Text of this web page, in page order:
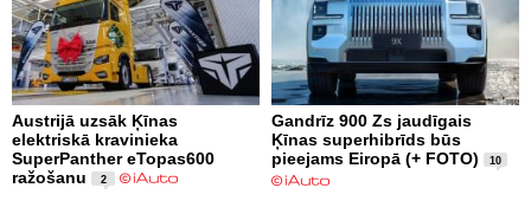
Austrijā uzsāk Ķīnas
elektriskā kravinieka
SuperPanther eTopas600
ražošanu
2
Gandrīz 900 Zs jaudīgais
Ķīnas superhibrīds būs
pieejams Eiropā (+ FOTO)
10